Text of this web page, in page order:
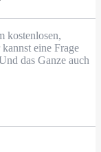
kostenlosen,
eine Frage
das Ganze auch